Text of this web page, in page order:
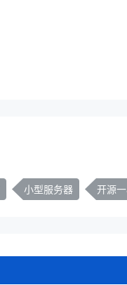
小型服务器 开源